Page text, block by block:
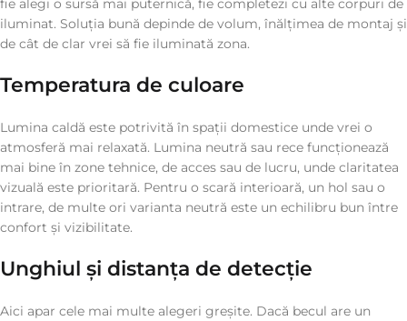
fie alegi o sursă mai puternică, fie completezi cu alte corpuri de
iluminat. Soluția bună depinde de volum, înălțimea de montaj și
de cât de clar vrei să fie iluminată zona.
Temperatura de culoare
Lumina caldă este potrivită în spații domestice unde vrei o
atmosferă mai relaxată. Lumina neutră sau rece funcționează
mai bine în zone tehnice, de acces sau de lucru, unde claritatea
vizuală este prioritară. Pentru o scară interioară, un hol sau o
intrare, de multe ori varianta neutră este un echilibru bun între
confort și vizibilitate.
Unghiul și distanța de detecție
Aici apar cele mai multe alegeri greșite. Dacă becul are un